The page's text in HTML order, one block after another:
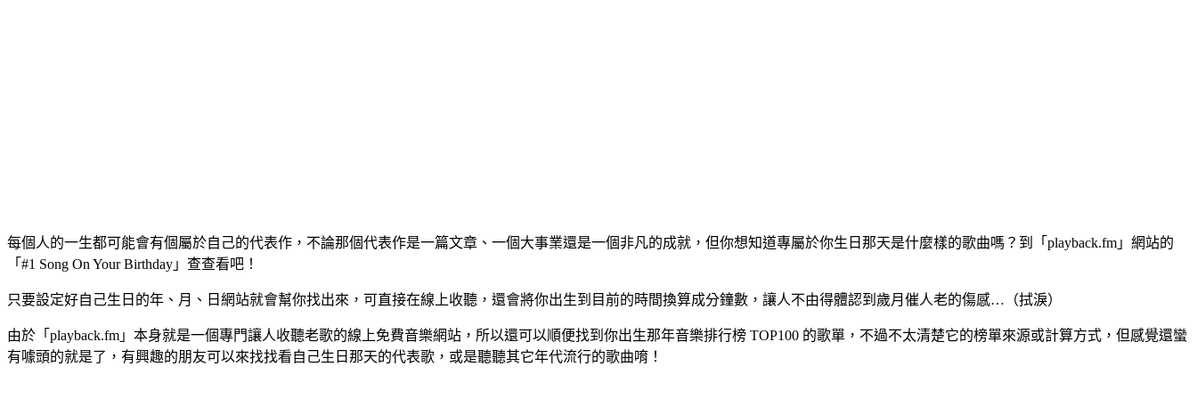
每個人的一生都可能會有個屬於自己的代表作，不論那個代表作是一篇文章、一個大事業還是一個非凡的成就，但你想知道專屬於你生日那天是什麼樣的歌曲嗎？到「playback.fm」網站的
「#1 Song On Your Birthday」查查看吧！
只要設定好自己生日的年、月、日網站就會幫你找出來，可直接在線上收聽，還會將你出生到目前的時間換算成分鐘數，讓人不由得體認到歲月催人老的傷感…（拭淚）
由於「playback.fm」本身就是一個專門讓人收聽老歌的線上免費音樂網站，所以還可以順便找到你出生那年音樂排行榜 TOP100 的歌單，不過不太清楚它的榜單來源或計算方式，但感覺還蠻
有噱頭的就是了，有興趣的朋友可以來找找看自己生日那天的代表歌，或是聽聽其它年代流行的歌曲唷！